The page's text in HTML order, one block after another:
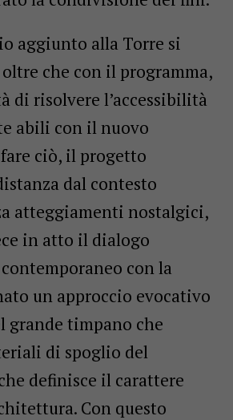
aggiunto alla Torre si
che con il programma,
di risolvere l’accessibilità
abili con il nuovo
fare ciò, il progetto
dal contesto
atteggiamenti nostalgici,
in atto il dialogo
con la
un approccio evocativo
grande timpano che
di spoglio del
definisce il carattere
Con questo